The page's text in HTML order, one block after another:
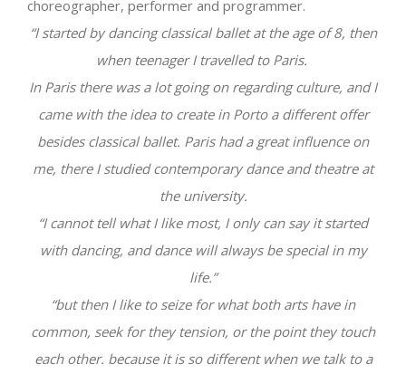
choreographer, performer and programmer.
“I started by dancing classical ballet at the age of 8, then
when teenager I travelled to Paris.
In Paris there was a lot going on regarding culture, and I
came with the idea to create in Porto a different offer
besides classical ballet. Paris had a great influence on
me, there I studied contemporary dance and theatre at
the university.
“I cannot tell what I like most, I only can say it started
with dancing, and dance will always be special in my
life.”
“but then I like to seize for what both arts have in
common, seek for they tension, or the point they touch
each other. because it is so different when we talk to a